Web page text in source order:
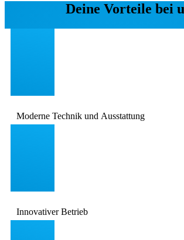
Deine Vorteile bei
Moderne Technik und Ausstattung
Innovativer Betrieb